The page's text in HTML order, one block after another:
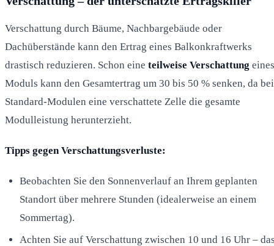
Verschattung durch Bäume, Nachbargebäude oder
Dachüberstände kann den Ertrag eines Balkonkraftwerks
drastisch reduzieren. Schon eine teilweise Verschattung eines
Moduls kann den Gesamtertrag um 30 bis 50 % senken, da bei
Standard-Modulen eine verschattete Zelle die gesamte
Modulleistung herunterzieht.
Tipps gegen Verschattungsverluste:
Beobachten Sie den Sonnenverlauf an Ihrem geplanten
Standort über mehrere Stunden (idealerweise an einem
Sommertag).
Achten Sie auf Verschattung zwischen 10 und 16 Uhr –